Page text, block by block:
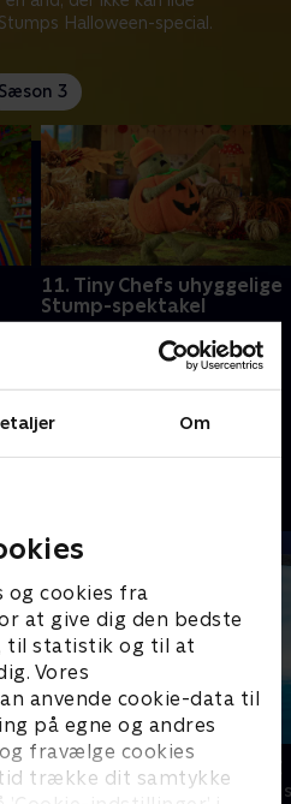
Om
og cookies fra
at give dig den bedste
til statistik og til at
Vores
anvende cookie-data til
på egne og andres
fravælge cookies
trække dit samtykke
Halloween-special.
Sæson 3
11. Tiny Chefs uhyggelige
Stump-spektakel
Da Chef ved et uheld tilkalder
en ånd, der ikke kan lide
jordegern Vicke Viking
Børneserier • 1